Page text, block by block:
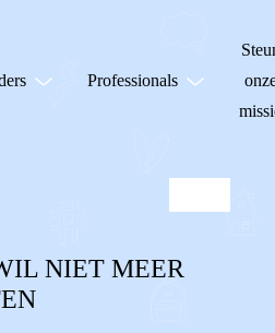
Professionals
NIET MEER